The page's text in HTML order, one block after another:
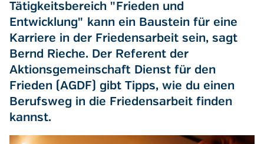
Tätigkeitsbereich "Frieden und
Entwicklung" kann ein Baustein für eine
Karriere in der Friedensarbeit sein, sagt
Bernd Rieche. Der Referent der
Aktionsgemeinschaft Dienst für den
Frieden (AGDF) gibt Tipps, wie du einen
Berufsweg in die Friedensarbeit finden
kannst.